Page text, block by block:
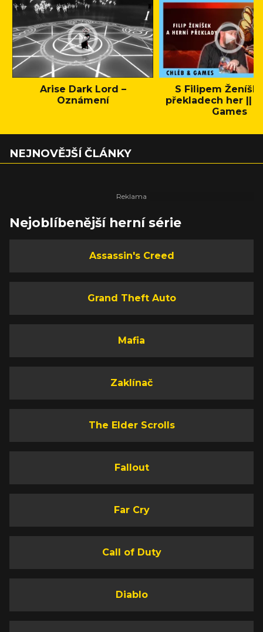
Arise Dark Lord –
Oznámení
S Filipem
překladech her ||
Games
NEJNOVĚJŠÍ ČLÁNKY
Nejoblíbenější herní série
Assassin's Creed
Grand Theft Auto
Mafia
Zaklínač
The Elder Scrolls
Fallout
Far Cry
Call of Duty
Diablo